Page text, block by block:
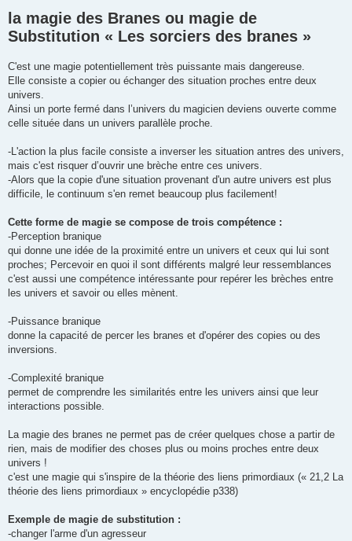
e
la magie des Branes ou magie de
Substitution « Les sorciers des branes »
C'est une magie potentiellement très puissante mais dangereuse.
Elle consiste a copier ou échanger des situation proches entre deux
univers.
Ainsi un porte fermé dans l’univers du magicien deviens ouverte comme
celle située dans un univers parallèle proche.
-L'action la plus facile consiste a inverser les situation antres des univers,
mais c'est risquer d’ouvrir une brèche entre ces univers.
-Alors que la copie d'une situation provenant d'un autre univers est plus
difficile, le continuum s'en remet beaucoup plus facilement!
Cette forme de magie se compose de trois compétence :
-Perception branique
qui donne une idée de la proximité entre un univers et ceux qui lui sont
proches; Percevoir en quoi il sont différents malgré leur ressemblances
c'est aussi une compétence intéressante pour repérer les brèches entre
les univers et savoir ou elles mènent.
-Puissance branique
donne la capacité de percer les branes et d'opérer des copies ou des
inversions.
-Complexité branique
permet de comprendre les similarités entre les univers ainsi que leur
interactions possible.
La magie des branes ne permet pas de créer quelques chose a partir de
rien, mais de modifier des choses plus ou moins proches entre deux
univers !
c'est une magie qui s'inspire de la théorie des liens primordiaux (« 21,2 La
théorie des liens primordiaux » encyclopédie p338)
Exemple de magie de substitution :
-changer l'arme d'un agresseur